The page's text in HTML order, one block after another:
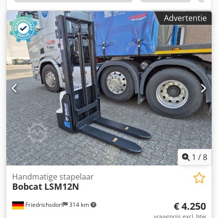
Polyurethaan Voorbanden Conditie: 80 - 100% Dcedpfx
Aswzpc Dsb Eek Achterbanden Type: Polyurethaan
Achterbanden Conditie: 80 - 100% Accu Volt: 24V Accu Ah:
300Ah Accutype: PzS Bouwjaar accu: 2024 Conditie accu:
80 - 100% Volledige vrije slag, CE-certificaat, Aquamatica
voor de accucellen
Advertentie
1 /8
Friedrichsdorf 314 km
Handmatige stapelaar
Bobcat LSM12N
€ 4.250
vraagprijs excl. btw